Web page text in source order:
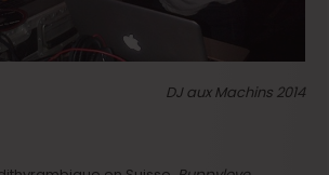
DJ aux Machins 2014